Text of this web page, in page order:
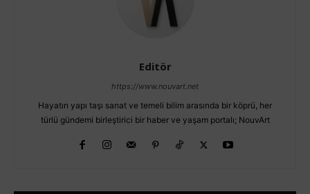
Editör
https://www.nouvart.net
Hayatın yapı taşı sanat ve temeli bilim arasında bir köprü, her
türlü gündemi birleştirici bir haber ve yaşam portalı; NouvArt